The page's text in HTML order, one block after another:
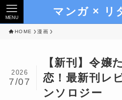
マンガ × リ
MENU
HOME 漫画
【新刊】令嬢
恋！最新刊レ
ンソロジー
2026
7/07